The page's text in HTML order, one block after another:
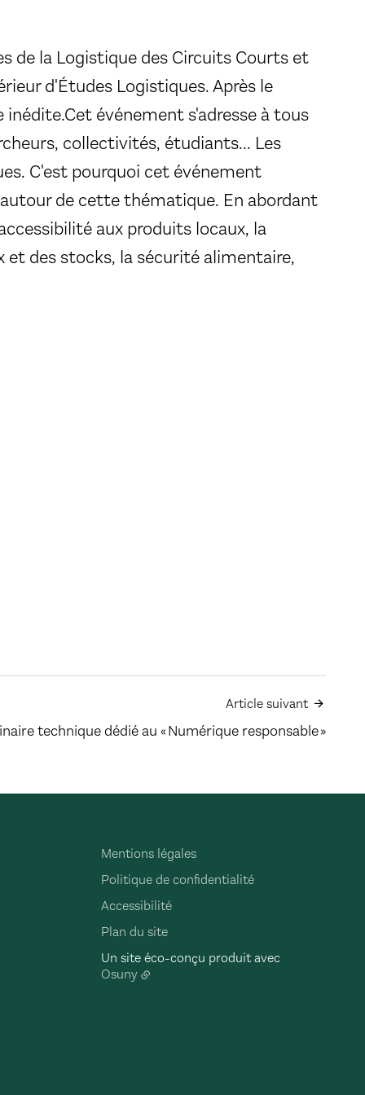
de la Logistique des Circuits Courts et
d'Études Logistiques. Après le
événement s'adresse à tous
collectivités, étudiants... Les
C'est pourquoi cet événement
de cette thématique. En abordant
aux produits locaux, la
des stocks, la sécurité alimentaire,
Article suivant
technique dédié au « Numérique responsable »
Mentions légales
Politique de confidentialité
Accessibilité
Plan du site
Un site éco-conçu produit avec
Osuny